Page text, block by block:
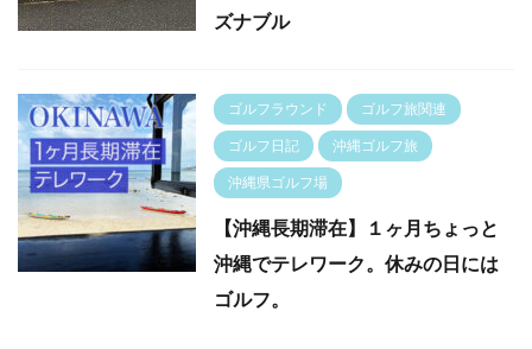
ズナブル
ゴルフラウンド ゴルフ旅関連
ゴルフ日記 沖縄ゴルフ旅
沖縄県ゴルフ場
【沖縄長期滞在】１ヶ月ちょっと
沖縄でテレワーク。休みの日には
ゴルフ。